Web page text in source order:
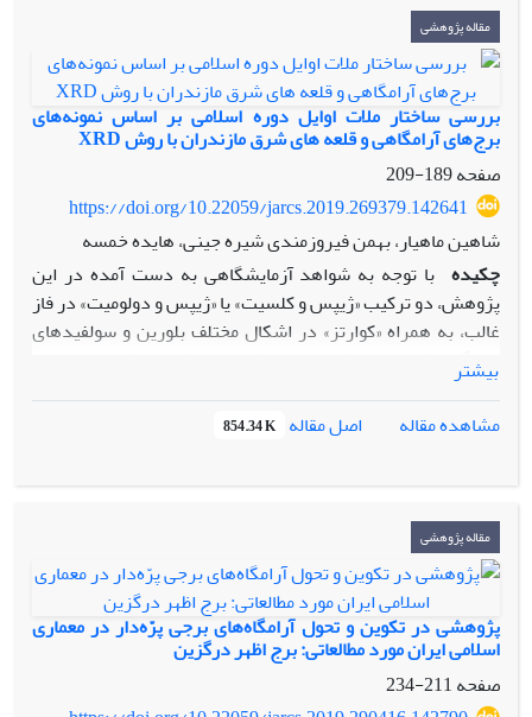
نیز تداوم داشته است. علاوه بر این، بر اساس بررسی برخی
نشانه­های موجود و تحلیل روایت­های تاریخی، احتمال تعلق نقش
شخص مذکور به فردی غیر از خانواده­ی سلطنتی وجود دارد.
مقاله پژوهشی
بررسی ساختار ملات اوایل دوره اسلامی بر اساس نمونه‌های
برج‌های آرامگاهی و قلعه های شرق مازندران با روش XRD
صفحه189-209
https://doi.org/10.22059/jarcs.2019.269379.142641
شاهین ماهیار، بهمن فیروزمندی شیره جینی، هایده خمسه
چکیده با توجه به شواهد آزمایشگاهی به دست آمده در این
پژوهش، دو ترکیب «ژیپس و کلسیت» یا «ژیپس و دولومیت» در فاز
غالب، به همراه «کوارتز» در اشکال مختلف بلورین و سولفیدهای
چندگانه فلزی و ترکیبات سیلیکاته در فازهای کم اهمیت‌تر،
ساختار کلی ملات در نمونه‌های مختلف جغرافیایی مربوط به دوره
ساسانی را تشکیل می‌دهند. در این بررسی، آنالیز ملات قلعه‌های
شاخص شرق مازندران و برج مقبره‌های سه‌گانه «لاجیم»، «رسکت»
ساخت غالب قلعه‌ها اطلاعات دقیقی در میان نیست. با توجه به
زمان ساخت دقیق برج مقبره‌ها و مشابهت ترکیب ملات آن‌ها با
قلعه‌های ورازان، حمام و کنگلو از یکسو و تشابه این ساختار با
نمونه ملات‌های شاخص دوره ساسانی از سوی دیگر، می‌توان
فرآیند تهیه ملات از سنگ گچ خام از دوره ساسانی تا اوایل دوران
اسلامی در مازندران را بدون تغییر دانست و این نمونه‌ها را به
دوران گذار به سوی استفاده از ملات‌های جدیدتر منتسب کرد.
بیشتر
مشاهده مقاله
اصل مقاله 854.34 K
مقاله پژوهشی
پژوهشی در تکوین و تحول آرامگاه‌های برجی پرّه‌دار در معماری
اسلامی ایران مورد مطالعاتی: برج اظهر درگزین
صفحه211-234